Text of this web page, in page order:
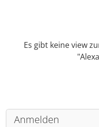
Es gibt keine view
Anmelden